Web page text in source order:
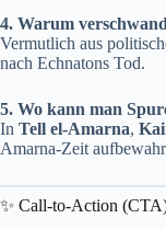
4. Warum
Vermutlich aus
nach Echnatons Tod.
5. Wo kann man
In Tell el-Amarna,
Amarna-Zeit
✨ Call-to-Action